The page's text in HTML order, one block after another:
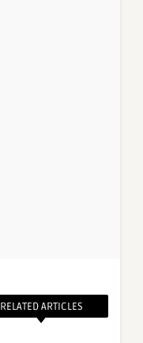
RELATED ARTICLES